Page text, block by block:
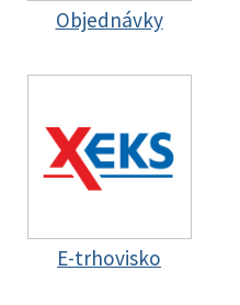
Objednávky
E-trhovisko